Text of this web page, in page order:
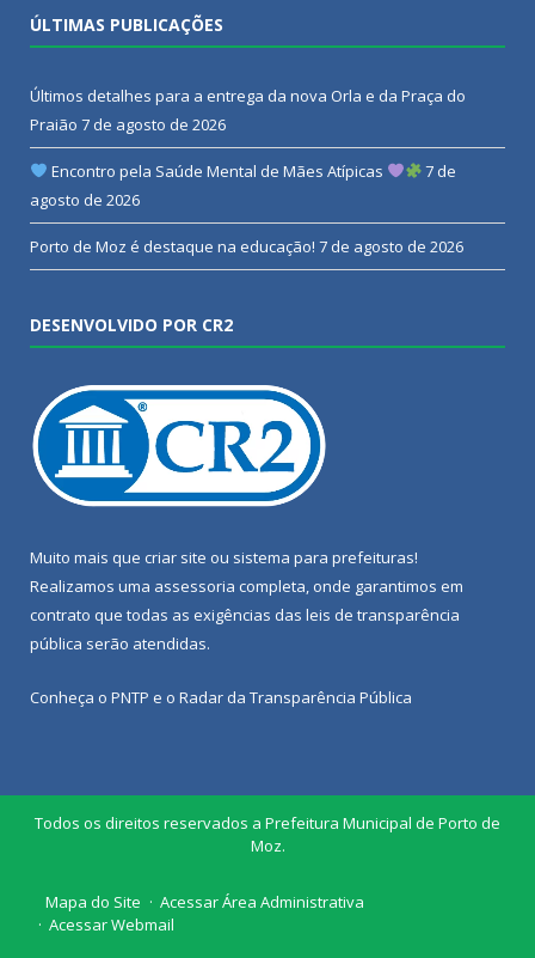
ÚLTIMAS PUBLICAÇÕES
Últimos detalhes para a entrega da nova Orla e da Praça do
Praião 7 de agosto de 2026
Encontro pela Saúde Mental de Mães Atípicas
7 de
agosto de 2026
Porto de Moz é destaque na educação! 7 de agosto de 2026
DESENVOLVIDO POR CR2
Muito mais que criar site ou sistema para prefeituras!
Realizamos uma assessoria completa, onde garantimos em
contrato que todas as exigências das leis de transparência
pública serão atendidas.
Conheça o PNTP e o Radar da Transparência Pública
Todos os direitos reservados a Prefeitura Municipal de Porto de
Moz.
Mapa do Site
Acessar Área Administrativa
Acessar Webmail